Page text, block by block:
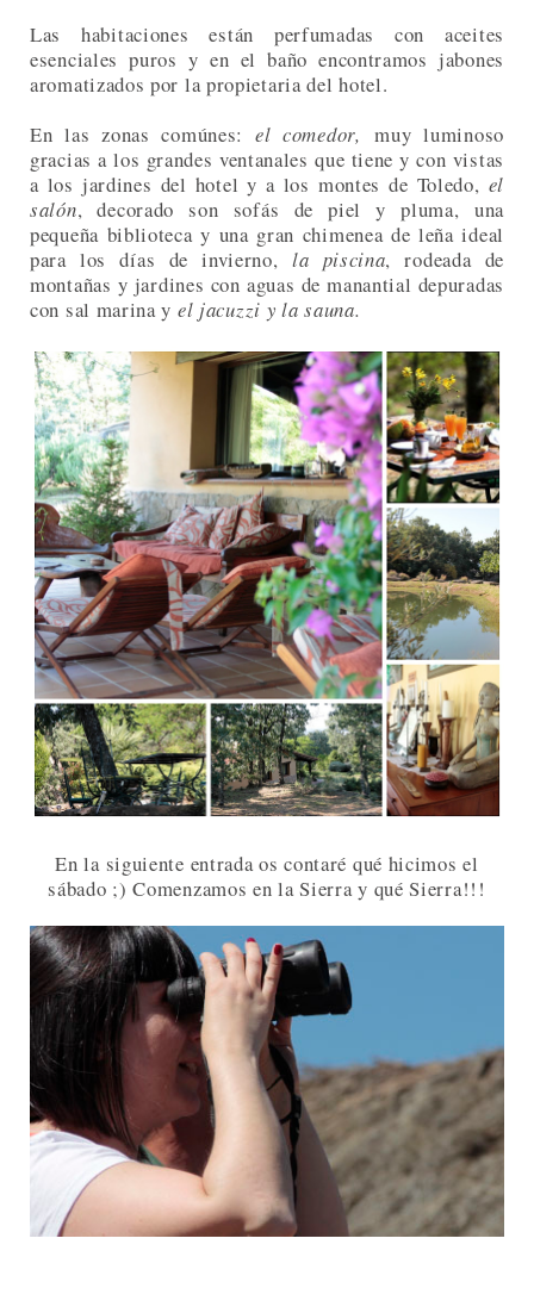
Las habitaciones están perfumadas con aceites
esenciales puros y en el baño encontramos jabones
aromatizados por la propietaria del hotel.
En las zonas comúnes: el comedor,muy luminoso
gracias a los grandes ventanales que tiene y con vistas
a los jardines del hotel y a los montes de Toledo, el
salón, decorado son sofás de piel y pluma, una
pequeña biblioteca y una gran chimenea de leña ideal
para los días de invierno, la piscina, rodeada de
montañas y jardines con aguas de manantial depuradas
con sal marina y el jacuzzi y la sauna.
En la siguiente entrada os contaré qué hicimos el
sábado ;) Comenzamos en la Sierra y qué Sierra!!!